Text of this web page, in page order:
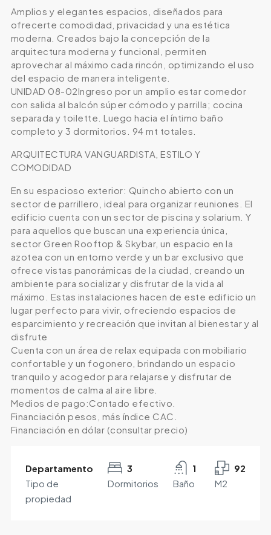
Amplios y elegantes espacios, diseñados para
ofrecerte comodidad, privacidad y una estética
moderna. Creados bajo la concepción de la
arquitectura moderna y funcional, permiten
aprovechar al máximo cada rincón, optimizando el uso
del espacio de manera inteligente.
UNIDAD 08-02Ingreso por un amplio estar comedor
con salida al balcón súper cómodo y parrilla; cocina
separada y toilette. Luego hacia el íntimo baño
completo y 3 dormitorios. 94 mt totales.
ARQUITECTURA VANGUARDISTA, ESTILO Y
COMODIDAD
En su espacioso exterior: Quincho abierto con un
sector de parrillero, ideal para organizar reuniones. El
edificio cuenta con un sector de piscina y solarium. Y
para aquellos que buscan una experiencia única,
sector Green Rooftop & Skybar, un espacio en la
azotea con un entorno verde y un bar exclusivo que
ofrece vistas panorámicas de la ciudad, creando un
ambiente para socializar y disfrutar de la vida al
máximo. Estas instalaciones hacen de este edificio un
lugar perfecto para vivir, ofreciendo espacios de
esparcimiento y recreación que invitan al bienestar y al
disfrute
Cuenta con un área de relax equipada con mobiliario
confortable y un fogonero, brindando un espacio
tranquilo y acogedor para relajarse y disfrutar de
momentos de calma al aire libre.
Medios de pago:Contado efectivo.
Financiación pesos, más índice CAC.
Financiación en dólar (consultar precio)
Departamento
Tipo de
propiedad
3
Dormitorios
1
Baño
92
M2